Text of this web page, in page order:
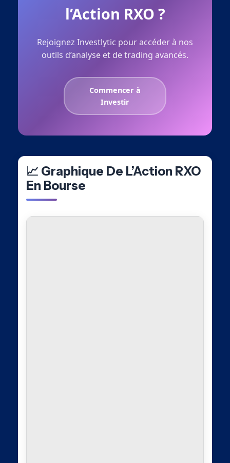
l’Action RXO ?
Rejoignez Investlytic pour accéder à nos
outils d’analyse et de trading avancés.
Commencer à
Investir
📈 Graphique De L’Action RXO
En Bourse